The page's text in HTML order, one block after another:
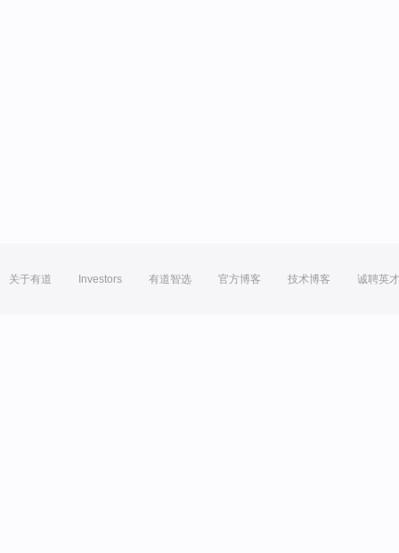
关于有道 Investors 有道智选 官方博客 技术博客 诚聘英才